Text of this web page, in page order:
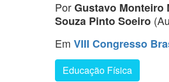
PorGustavo Monteiro
Souza Pinto Soeiro
Em VIII Congresso
Educação Física